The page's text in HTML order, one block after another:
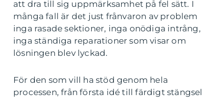
att dra till sig uppmärksamhet på fel sätt. I
många fall är det just frånvaron av problem
inga rasade sektioner, inga onödiga intrång,
inga ständiga reparationer som visar om
lösningen blev lyckad.
För den som vill ha stöd genom hela
processen, från första idé till färdigt stängsel